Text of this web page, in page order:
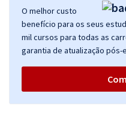
O melhor custo
benefício para os seus
mil cursos para todas as
garantia de atualização pós-